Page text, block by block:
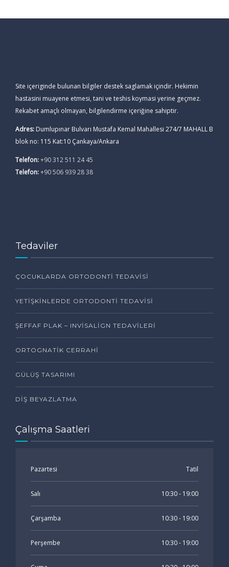
Site içeriginde bulunan bilgiler destek saglamak içindir. Hekimin
hastasini muayene etmesi, tani ve teshis koymasi yerine geçmez.
Rekabet amaçlı olmayan, bilgilendirme içeriğine sahiptir.
Adres: Dumlupınar Bulvarı Mustafa Kemal Mahallesi 274/7 MAHALL B
blok no: 115 Kat:10 Çankaya/Ankara
Telefon:+90 312 511 24 45
Telefon:+90 506 939 28 38
Tedaviler
ÇOCUKLARDA ORTODONTI TEDAVISI
YETIŞKINLERDE ORTODONTI TEDAVISI
ŞEFFAF PLAK – INVISALIGN TEDAVILERI
ORTOGNATIK CERRAHI
GÜLÜŞ TASARIMI
DIŞ BEYAZLATMA
Çalışma Saatleri
Pazartesi Tatil
Salı 10:30 - 19:00
Çarşamba 10:30 - 19:00
Perşembe 10:30 - 19:00